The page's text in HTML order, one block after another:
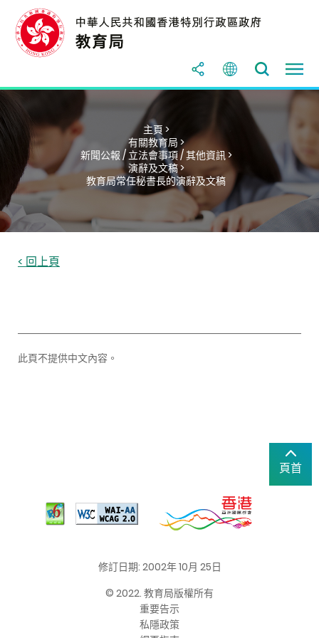
主頁 >
有關教育局 >
新聞公報 / 立法會事項 / 其他資訊 >
演辭及文稿 >
教育局常任秘書長的演辭及文稿
< 回上頁
此頁不提供中文內容。
頁首
修訂日期: 2002年 10月 25日
© 2022. 教育局版權所有
重要告示
私隱政策